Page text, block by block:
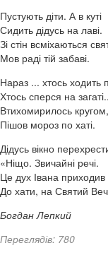
Пустують діти. А в куті
Сидить дідусь на лаві.
Зі стін всміхаються
Мов раді тій забаві.
Нараз ... хтось ходить
Хтось сперся на
Втихомирилось кругом,
Пішов мороз по хаті.
Дідусь вікно
«Ніщо. Звичайні речі.
Це дух Івана приходив
До хати, на Святий
Богдан Лепкий
Переглядів: 780